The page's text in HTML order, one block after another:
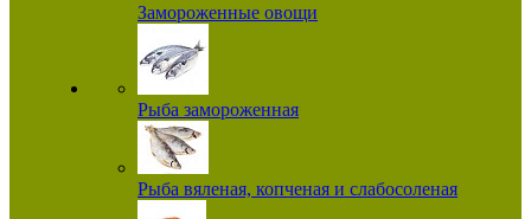
Замороженные овощи
Рыба замороженная
Рыба вяленая, копченая и слабосоленая